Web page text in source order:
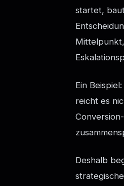
startet,
Ein
reicht es
Deshalb